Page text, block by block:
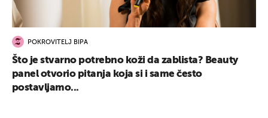
POKROVITELJ BIPA
Što je stvarno potrebno koži da zablista? Beauty
panel otvorio pitanja koja si i same često
postavljamo...